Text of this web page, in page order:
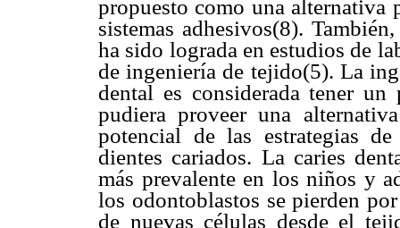
propuesto como una alternativa
sistemas adhesivos(8).
ha sido lograda en estudios de
de ingeniería de tejido(5). La
dental es considerada tener
pudiera proveer una
potencial de las estrategias
dientes cariados. La caries
más prevalente en los niños y
los odontoblastos se pierden
de nuevas células desde el